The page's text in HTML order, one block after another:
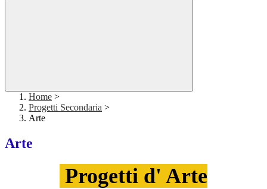
Home >
Progetti Secondaria >
Arte
Arte
Progetti d' Arte